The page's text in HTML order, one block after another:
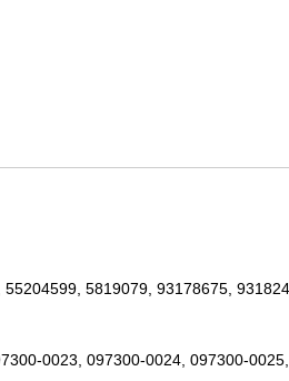
5819079, 93178675,
0023, 097300-0024, 097300-